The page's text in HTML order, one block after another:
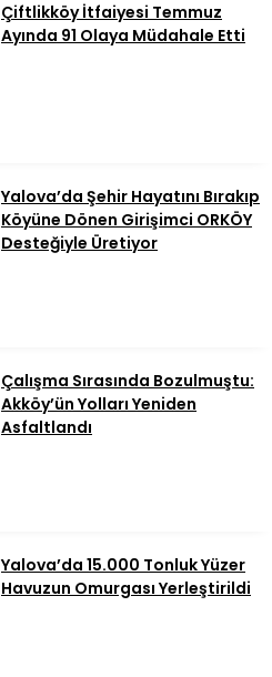
Çiftlikköy İtfaiyesi Temmuz
Ayında 91 Olaya Müdahale Etti
Yalova’da Şehir Hayatını Bırakıp
Köyüne Dönen Girişimci ORKÖY
Desteğiyle Üretiyor
Çalışma Sırasında Bozulmuştu:
Akköy’ün Yolları Yeniden
Asfaltlandı
Yalova’da 15.000 Tonluk Yüzer
Havuzun Omurgası Yerleştirildi